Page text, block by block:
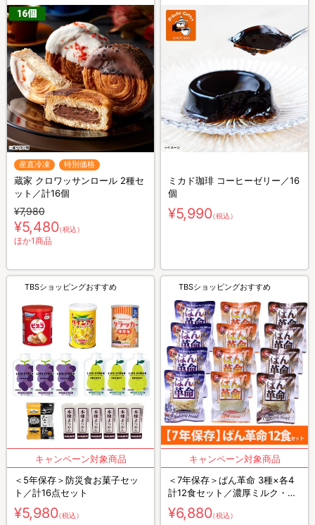
産直冷凍 特別価格
蔵家 クロワッサンロール 2種セ
ット／計16個
¥7,980
¥5,480（税込）
ほか1商品
ミカド珈琲 コーヒーゼリー／16
個
¥5,990（税込）
TBSショッピングおすすめ
＜5年保存＞防災食お菓子セッ
ト／計16点セット
¥5,980（税込）
TBSショッピングおすすめ
＜7年保存＞ぱん革命 3種×各4
計12食セット／濃厚ミルク・チ
ョコレート・ブルーベリー／非
常食／防災食／長期保存
¥6,880（税込）